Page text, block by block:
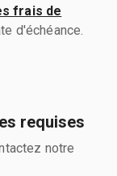
frais de
d'échéance.
requises
notre